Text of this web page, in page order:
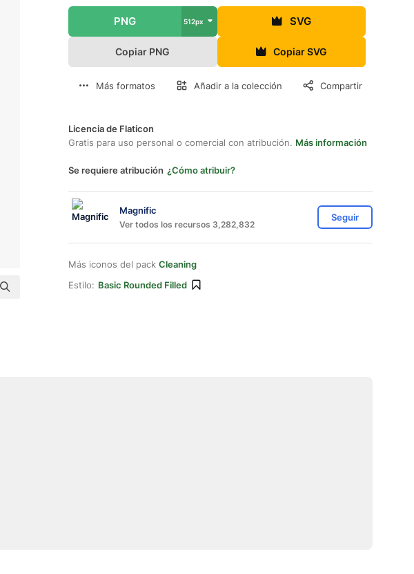
PNG 512px SVG
Copiar PNG Copiar SVG
Más formatos Añadir a la colección Compartir
Licencia de Flaticon
Gratis para uso personal o comercial con atribución. Más información
Se requiere atribución ¿Cómo atribuir?
Magnific
Ver todos los recursos 3,282,832
Seguir
Más iconos del pack Cleaning
Estilo: Basic Rounded Filled